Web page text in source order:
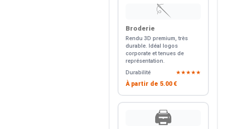
🪡
Broderie
Rendu 3D premium, très
durable. Idéal logos
corporate et tenues de
représentation.
Durabilité
★★★★★
À partir de 5.00 €
🖨️